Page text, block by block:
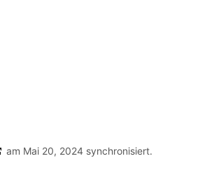
am Mai 20, 2024 synchronisiert.